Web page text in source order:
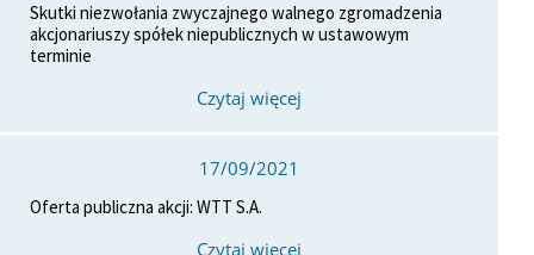
Skutki niezwołania zwyczajnego walnego zgromadzenia
akcjonariuszy spółek niepublicznych w ustawowym
terminie
Czytaj więcej
17/09/2021
Oferta publiczna akcji: WTT S.A.
Czytaj więcej